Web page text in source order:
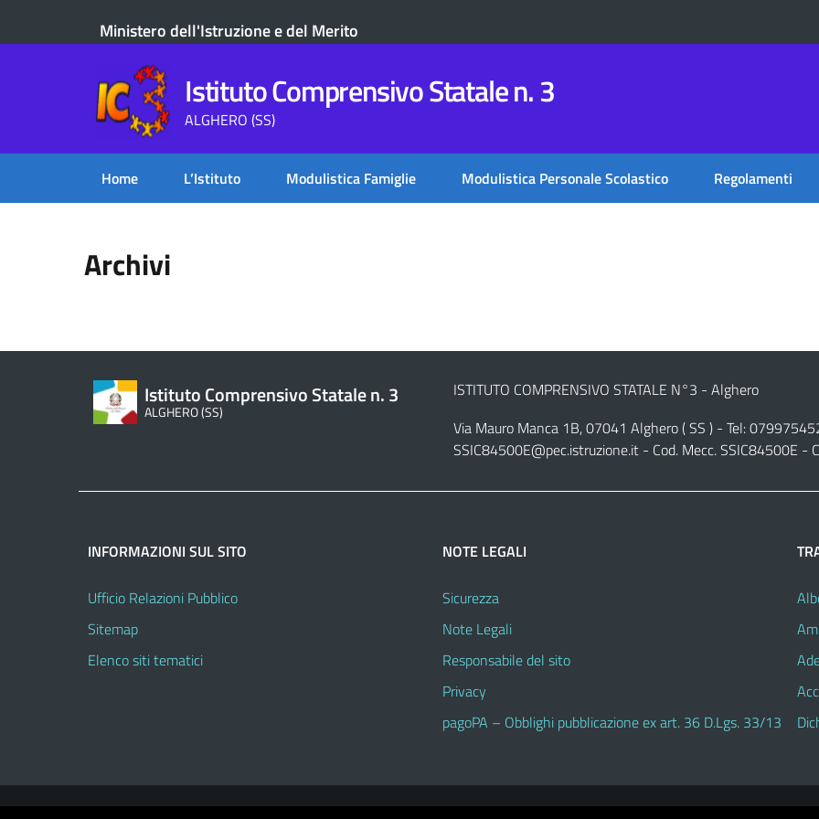
Ministero dell'Istruzione e del Merito
Istituto Comprensivo Statale n. 3
ALGHERO (SS)
Home L’Istituto Modulistica Famiglie Modulistica Personale Scolastico Regolamenti
Archivi
Istituto Comprensivo Statale n. 3
ALGHERO (SS)
ISTITUTO COMPRENSIVO STATALE N°3 - Alghero
Via Mauro Manca 1B, 07041 Alghero ( SS ) - Tel:
SSIC84500E@pec.istruzione.it- Cod. Mecc. SSIC84500E -
INFORMAZIONI SUL SITO
Ufficio Relazioni Pubblico
Sitemap
Elenco siti tematici
NOTE LEGALI
Sicurezza
Note Legali
Responsabile del sito
Privacy
pagoPA – Obblighi pubblicazione ex art. 36 D.Lgs. 33/13